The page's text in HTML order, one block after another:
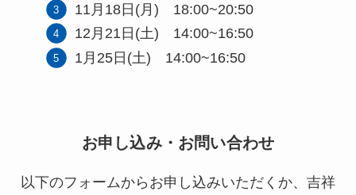
11月18日(月) 18:00~20:50
12月21日(土) 14:00~16:50
1月25日(土) 14:00~16:50
お申し込み・お問い合わせ
以下のフォームからお申し込みいただくか、吉祥